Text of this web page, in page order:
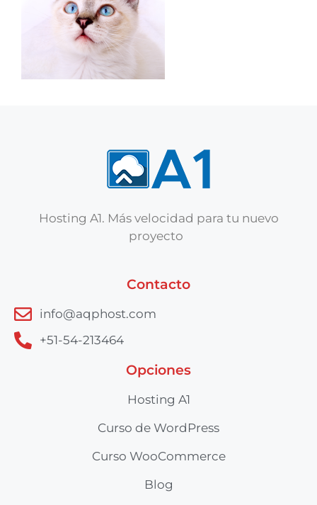
Hosting A1. Más velocidad para tu nuevo
proyecto
Contacto
info@aqphost.com
+51-54-213464
Opciones
Hosting A1
Curso de WordPress
Curso WooCommerce
Blog